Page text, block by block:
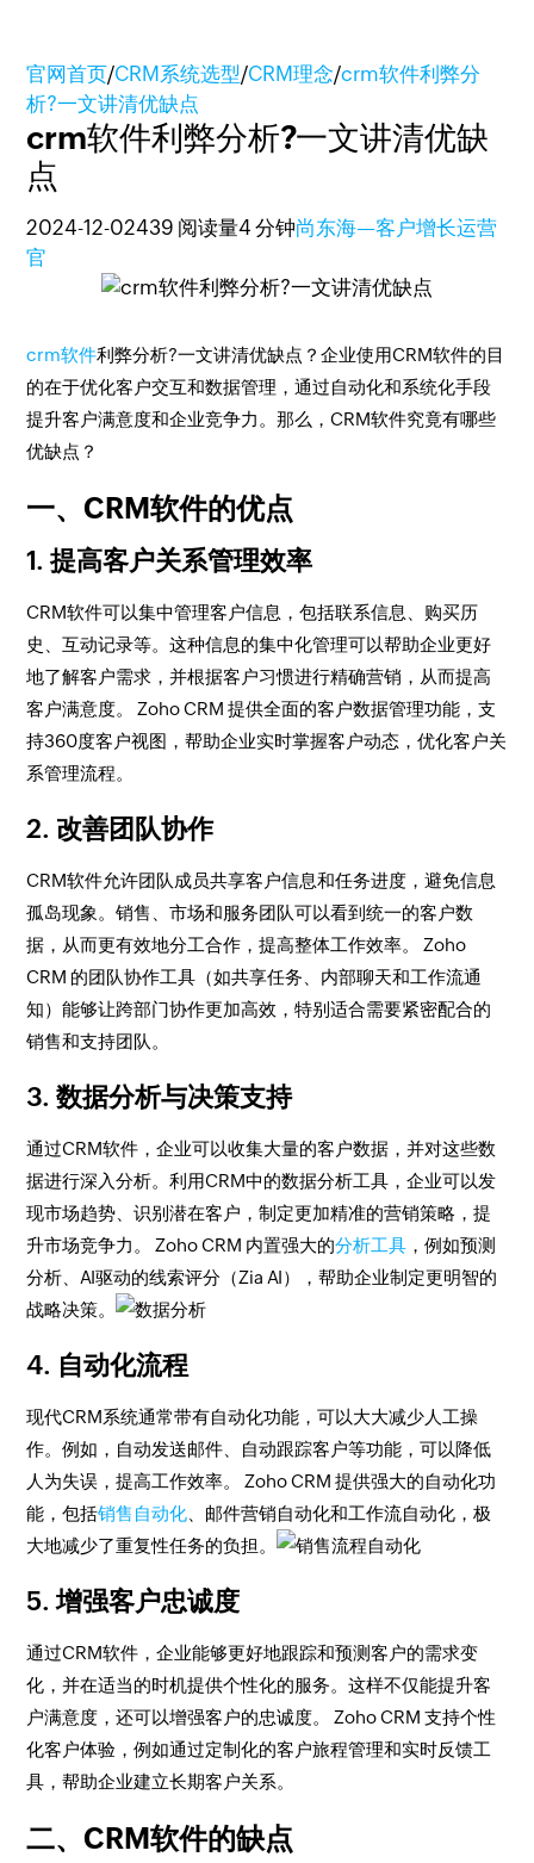
官网首页/CRM系统选型/CRM理念/crm软件利弊分
析?一文讲清优缺点
crm软件利弊分析?一文讲清优缺
点
2024-12-02439 阅读量4 分钟尚东海—客户增长运营
官
crm软件利弊分析?一文讲清优缺点？企业使用CRM软件的目
的在于优化客户交互和数据管理，通过自动化和系统化手段
提升客户满意度和企业竞争力。那么，CRM软件究竟有哪些
优缺点？
一、CRM软件的优点
1. 提高客户关系管理效率
CRM软件可以集中管理客户信息，包括联系信息、购买历
史、互动记录等。这种信息的集中化管理可以帮助企业更好
地了解客户需求，并根据客户习惯进行精确营销，从而提高
客户满意度。 Zoho CRM 提供全面的客户数据管理功能，支
持360度客户视图，帮助企业实时掌握客户动态，优化客户关
系管理流程。
2. 改善团队协作
CRM软件允许团队成员共享客户信息和任务进度，避免信息
孤岛现象。销售、市场和服务团队可以看到统一的客户数
据，从而更有效地分工合作，提高整体工作效率。 Zoho
CRM 的团队协作工具（如共享任务、内部聊天和工作流通
知）能够让跨部门协作更加高效，特别适合需要紧密配合的
销售和支持团队。
3. 数据分析与决策支持
通过CRM软件，企业可以收集大量的客户数据，并对这些数
据进行深入分析。利用CRM中的数据分析工具，企业可以发
现市场趋势、识别潜在客户，制定更加精准的营销策略，提
升市场竞争力。 Zoho CRM 内置强大的分析工具 ，例如预测
分析、AI驱动的线索评分（Zia AI），帮助企业制定更明智的
战略决策。
4. 自动化流程
现代CRM系统通常带有自动化功能，可以大大减少人工操
作。例如，自动发送邮件、自动跟踪客户等功能，可以降低
人为失误，提高工作效率。 Zoho CRM 提供强大的自动化功
能，包括销售自动化 、邮件营销自动化和工作流自动化，极
大地减少了重复性任务的负担。
5. 增强客户忠诚度
通过CRM软件，企业能够更好地跟踪和预测客户的需求变
化，并在适当的时机提供个性化的服务。这样不仅能提升客
户满意度，还可以增强客户的忠诚度。 Zoho CRM 支持个性
化客户体验，例如通过定制化的客户旅程管理和实时反馈工
具，帮助企业建立长期客户关系。
二、CRM软件的缺点